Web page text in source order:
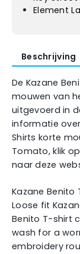
Element
Beschrijving
De Kazane
mouwen van
uitgevoerd in
informatie
Shirts korte
Tomato, klik
naar deze
Kazane
Loose fit
Benito T-shirt
wash for a
embroidery